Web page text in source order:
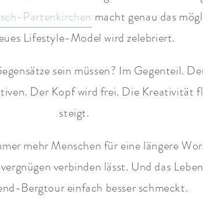
Partenkirchen macht genau das
Lifestyle-Model wird zelebriert.
sein müssen? Im Gegenteil.
Der Kopf wird frei. Die Kreativität
steigt.
mehr Menschen für eine längere
verbinden lässt. Und das
Bergtour einfach besser schmeckt.